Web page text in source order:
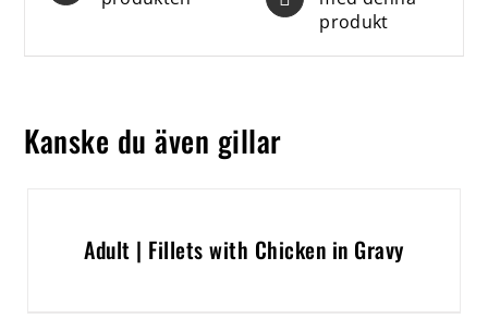
produkt
Kanske du även gillar
Adult | Fillets with Chicken in Gravy